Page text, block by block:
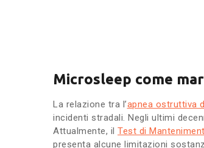
Microsleep come
La relazione tra l’apnea ostruttiva
incidenti stradali. Negli ultimi
Attualmente, il Test di
presenta alcune limitazioni